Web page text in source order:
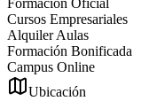
Formación Oficial
Cursos Empresariales
Alquiler Aulas
Formación Bonificada
Campus Online
Ubicación